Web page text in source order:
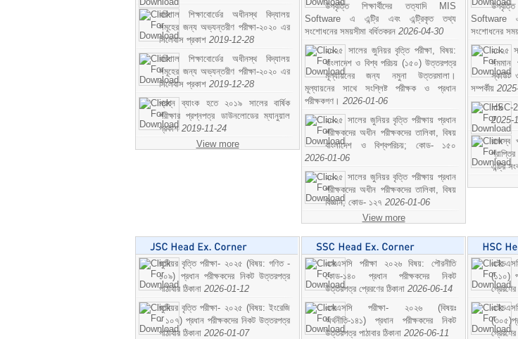
বরিশাল শিক্ষাবোর্ডের অধীনস্থ বিদ্যালয়
সমূহের জন্য অভ্যন্তরীণ পরীক্ষা-২০২০ এর
সিলেবাস প্রকাশ 2019-12-28
বরিশাল শিক্ষাবোর্ডের অধীনস্থ বিদ্যালয়
সমূহের জন্য অভ্যন্তরীণ পরীক্ষা-২০২০ এর
সিলেবাস প্রকাশ 2019-12-28
প্রশ্ন ব্যাংক হতে ২০১৯ সালের বার্ষিক
পরীক্ষার প্রশ্নপত্র ডাউনলোডের ম্যানুয়াল
প্রকাশ 2019-11-24
View more
উপবৃত্তি শিক্ষার্থীদের তত্যাদি MIS
Software এ এন্ট্রি এবং এন্ট্রিকৃত তথ্য
সংশোধনের সময়সীমা বর্ধিতকরন 2026-04-30
২০২৫ সালের জুনিয়র বৃত্তি পরীক্ষা, বিষয়:
বাংলাদেশ ও বিশ্ব পরিচয় (১৫০) উত্তরপত্র
মূল্যায়নের জন্য নমুনা উত্তরমালা।
মূল্যায়নের সাথে সংশ্লিষ্ট পরীক্ষক ও প্রধান
পরীক্ষকগণ। 2026-01-06
২০২৫ সালের জুনিয়র বৃত্তি পরীক্ষায় প্রধান
পরীক্ষকদের অধীন পরীক্ষকদের তালিকা, বিষয়
বাংলাদেশ ও বিশ্বপরিচয়; কোড- ১৫০
2026-01-06
২০২৫ সালের জুনিয়র বৃত্তি পরীক্ষায় প্রধান
পরীক্ষকদের অধীন পরীক্ষকদের তালিকা, বিষয়
বিজ্ঞান; কোড- ১২৭ 2026-01-06
View more
Software
সংশোধনের
২০২৫
সমমান
স্কাউট
সম্পর্কীয়
2025-
রাজস্ব
এন্ট্রি
জুনিয়র বৃত্তি পরীক্ষা- ২০২৫ (বিষয়: গণিত -
১০৯) প্রধান পরীক্ষকদের নিকট উত্তরপত্র
পাঠাবার ঠিকানা 2026-01-12
জুনিয়র বৃত্তি পরীক্ষা- ২০২৫ (বিষয়: ইংরেজি
- ১০৭) প্রধান পরীক্ষকদের নিকট উত্তরপত্র
পাঠাবার ঠিকানা 2026-01-07
এসএসসি পরীক্ষা ২০২৬ বিষয়: পৌরনীতি
কোড-১৪০ প্রধান পরীক্ষকদের নিকট
উত্তরপত্র প্রেরণের ঠিকানা 2026-06-14
এসএসসি পরীক্ষা- ২০২৬ (বিষয়ঃ
অর্থনীতি-১৪১) প্রধান পরীক্ষকদের নিকট
উত্তরপত্র পাঠাবার ঠিকানা 2026-06-11
(১১০)
প্রেরণের
প্রেরণের